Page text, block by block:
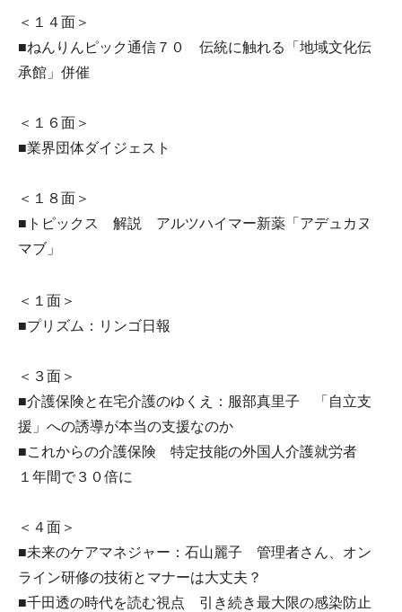
＜１４面＞
■ねんりんピック通信７０ 伝統に触れる「地域文化伝
承館」併催
＜１６面＞
■業界団体ダイジェスト
＜１８面＞
■トピックス 解説 アルツハイマー新薬「アデュカヌ
マブ」
＜１面＞
■プリズム：リンゴ日報
＜３面＞
■介護保険と在宅介護のゆくえ：服部真里子 「自立支
援」への誘導が本当の支援なのか
■これからの介護保険 特定技能の外国人介護就労者
１年間で３０倍に
＜４面＞
■未来のケアマネジャー：石山麗子 管理者さん、オン
ライン研修の技術とマナーは大丈夫？
■千田透の時代を読む視点 引き続き最大限の感染防止